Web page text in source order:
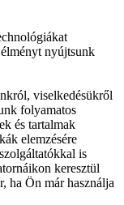
nyújtsunk
viselkedésükről
folyamatos
és tartalmak
elemzésére
is
keresztül
ha Ön már használja